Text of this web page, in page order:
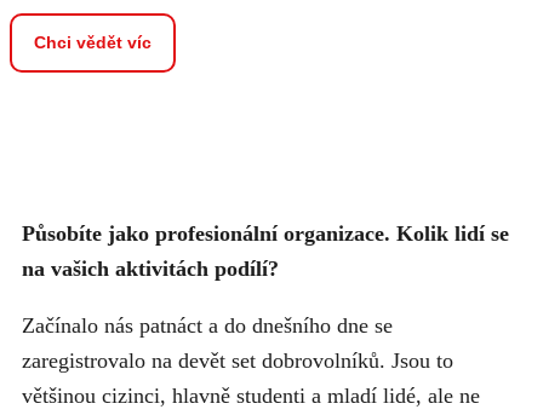
Chci vědět víc
Působíte jako profesionální organizace. Kolik lidí se
na vašich aktivitách podílí?
Začínalo nás patnáct a do dnešního dne se
zaregistrovalo na devět set dobrovolníků. Jsou to
většinou cizinci, hlavně studenti a mladí lidé, ale ne